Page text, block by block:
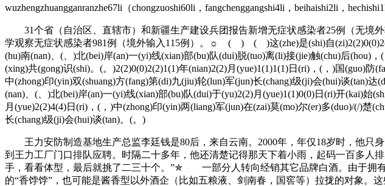
wuzhengzhuangganranzhe67li（chongzuoshi60li，fangchenggangshi4li，beihaishi2li，
31个省（自治区、直辖市）和新疆生产建设兵团报告新增无症状感染者25例（无境
学观察无症状感染者981例（境外输入115例）。☼ ( ) ( )这(zhe)是(shi)自
(hu)南(nan)、(、)北(bei)岸(an)一(yi)线(xian)部(bu)队(dui)脱(tuo)离(li)接(jie)触(chu)后(hou)
(xing)共(gong)识(shi)。(。)2(2)0(0)2(2)1(1)年(nian)2(2)月(yue)1(1)1(1)日(ri)，(，)国(guo)
中(zhong)印(yin)双(shuang)方(fang)第(di)九(jiu)轮(lun)军(jun)长(chang)级(ji)会(hui)谈(tan)
(nan)、(、)北(bei)岸(an)一(yi)线(xian)部(bu)队(dui)于(yu)2(2)月(yue)1(1)0(0)日(ri)开(kai)始
月(yue)2(2)4(4)日(ri)，(，)中(zhong)印(yin)两(liang)军(jun)在(zai)莫(mo)尔(er)多(duo)/(/)楚
长(chang)级(ji)会(hui)谈(tan)。(。)
王力安防制造基地生产总监李廷钱是80后，来自云南。2000年，年仅18岁时，他只
到王力工厂门口排队应聘。时隔二十多年，他还清楚记得那天下着小雨，起码一百多人
手，看看体型，最后就挑了二三十个。”✯ 一部分人转向经销其它品牌白酒。由于拥
的“香饽饽”，也可能是酱香型以外酒企（比如五粮液、剑南春，国窖等）拉拢的对象。